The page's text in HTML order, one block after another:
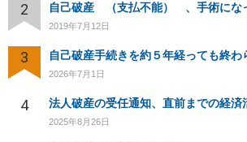
2 自己破産 （支払不能） 、手術にな
2019年7月12日
3 自己破産手続きを約５年経っても終わ
2026年7月1日
4 法人破産の受任通知、直前までの経済
2025年8月26日